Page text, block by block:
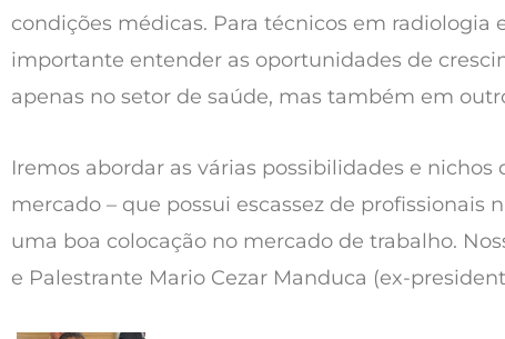
condições médicas. Para técnicos em
importante entender as oportunidades de
apenas no setor de saúde, mas também em
Iremos abordar as várias possibilidades e
mercado – que possui escassez de
uma boa colocação no mercado de trabalho.
e Palestrante Mario Cezar Manduca (ex-